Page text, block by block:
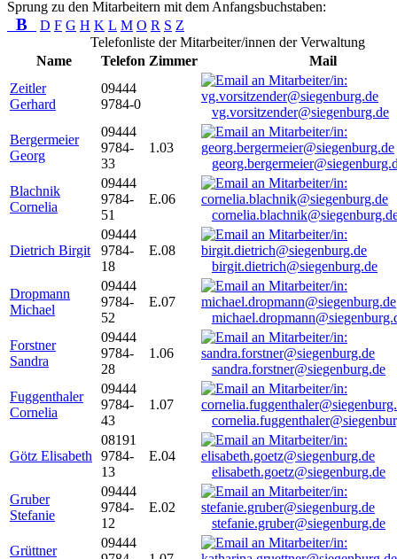
Sprung zu den Mitarbeitern mit dem Anfangsbuchstaben:
B D F G H K L M O R S Z
Telefonliste der Mitarbeiter/innen der Verwaltung
Name
Telefon Zimmer
Mail
Zeitler
Gerhard
09444
9784-0
vg.vorsitzender@siegenburg.de
Bergermeier
Georg
09444
9784-
33
1.03
Blachnik
Cornelia
09444
9784-
51
E.06
Dietrich Birgit
09444
9784-
18
E.08
birgit.dietrich@siegenburg.de
Dropmann
Michael
09444
9784-
52
E.07
Forstner
Sandra
09444
9784-
28
1.06
sandra.forstner@siegenburg.de
Fuggenthaler
Cornelia
09444
9784-
43
1.07
Götz Elisabeth
08191
9784-
13
E.04
elisabeth.goetz@siegenburg.de
Gruber
Stefanie
09444
9784-
12
E.02
stefanie.gruber@siegenburg.de
Grüttner
09444